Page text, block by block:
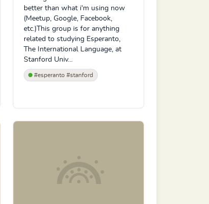
better than what i'm using now
(Meetup, Google, Facebook,
etc.)This group is for anything
related to studying Esperanto,
The International Language, at
Stanford Univ...
#esperanto #stanford